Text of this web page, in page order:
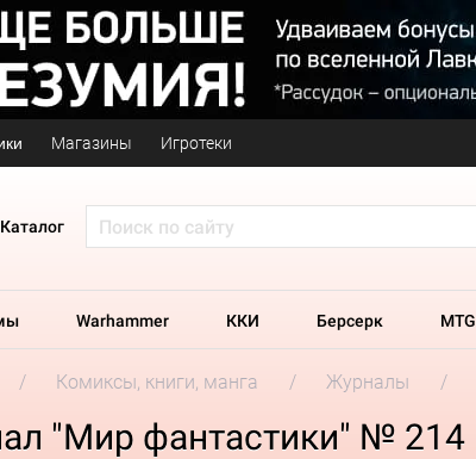
Магазины Игротеки
Каталог
Warhammer ККИ Берсерк MTG
Комиксы, книги, манга Журналы
"Мир фантастики" № 214